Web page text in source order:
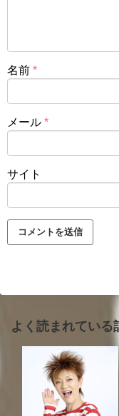
名前 *
メール *
サイト
よく読まれている